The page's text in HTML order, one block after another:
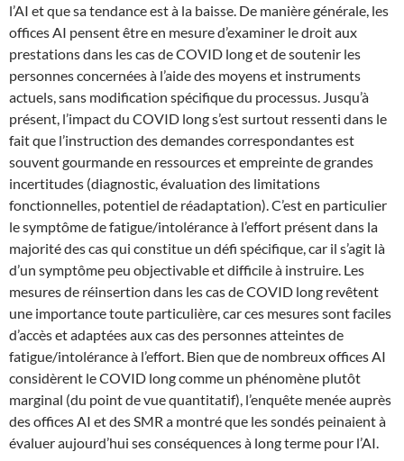
l’AI et que sa tendance est à la baisse. De manière générale, les
offices AI pensent être en mesure d’examiner le droit aux
prestations dans les cas de COVID long et de soutenir les
personnes concernées à l’aide des moyens et instruments
actuels, sans modification spécifique du processus. Jusqu’à
présent, l’impact du COVID long s’est surtout ressenti dans le
fait que l’instruction des demandes correspondantes est
souvent gourmande en ressources et empreinte de grandes
incertitudes (diagnostic, évaluation des limitations
fonctionnelles, potentiel de réadaptation). C’est en particulier
le symptôme de fatigue/intolérance à l’effort présent dans la
majorité des cas qui constitue un défi spécifique, car il s’agit là
d’un symptôme peu objectivable et difficile à instruire. Les
mesures de réinsertion dans les cas de COVID long revêtent
une importance toute particulière, car ces mesures sont faciles
d’accès et adaptées aux cas des personnes atteintes de
fatigue/intolérance à l’effort. Bien que de nombreux offices AI
considèrent le COVID long comme un phénomène plutôt
marginal (du point de vue quantitatif), l’enquête menée auprès
des offices AI et des SMR a montré que les sondés peinaient à
évaluer aujourd’hui ses conséquences à long terme pour l’AI.